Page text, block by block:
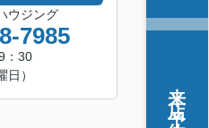
ウジング
7985
：30
日）
来店予約